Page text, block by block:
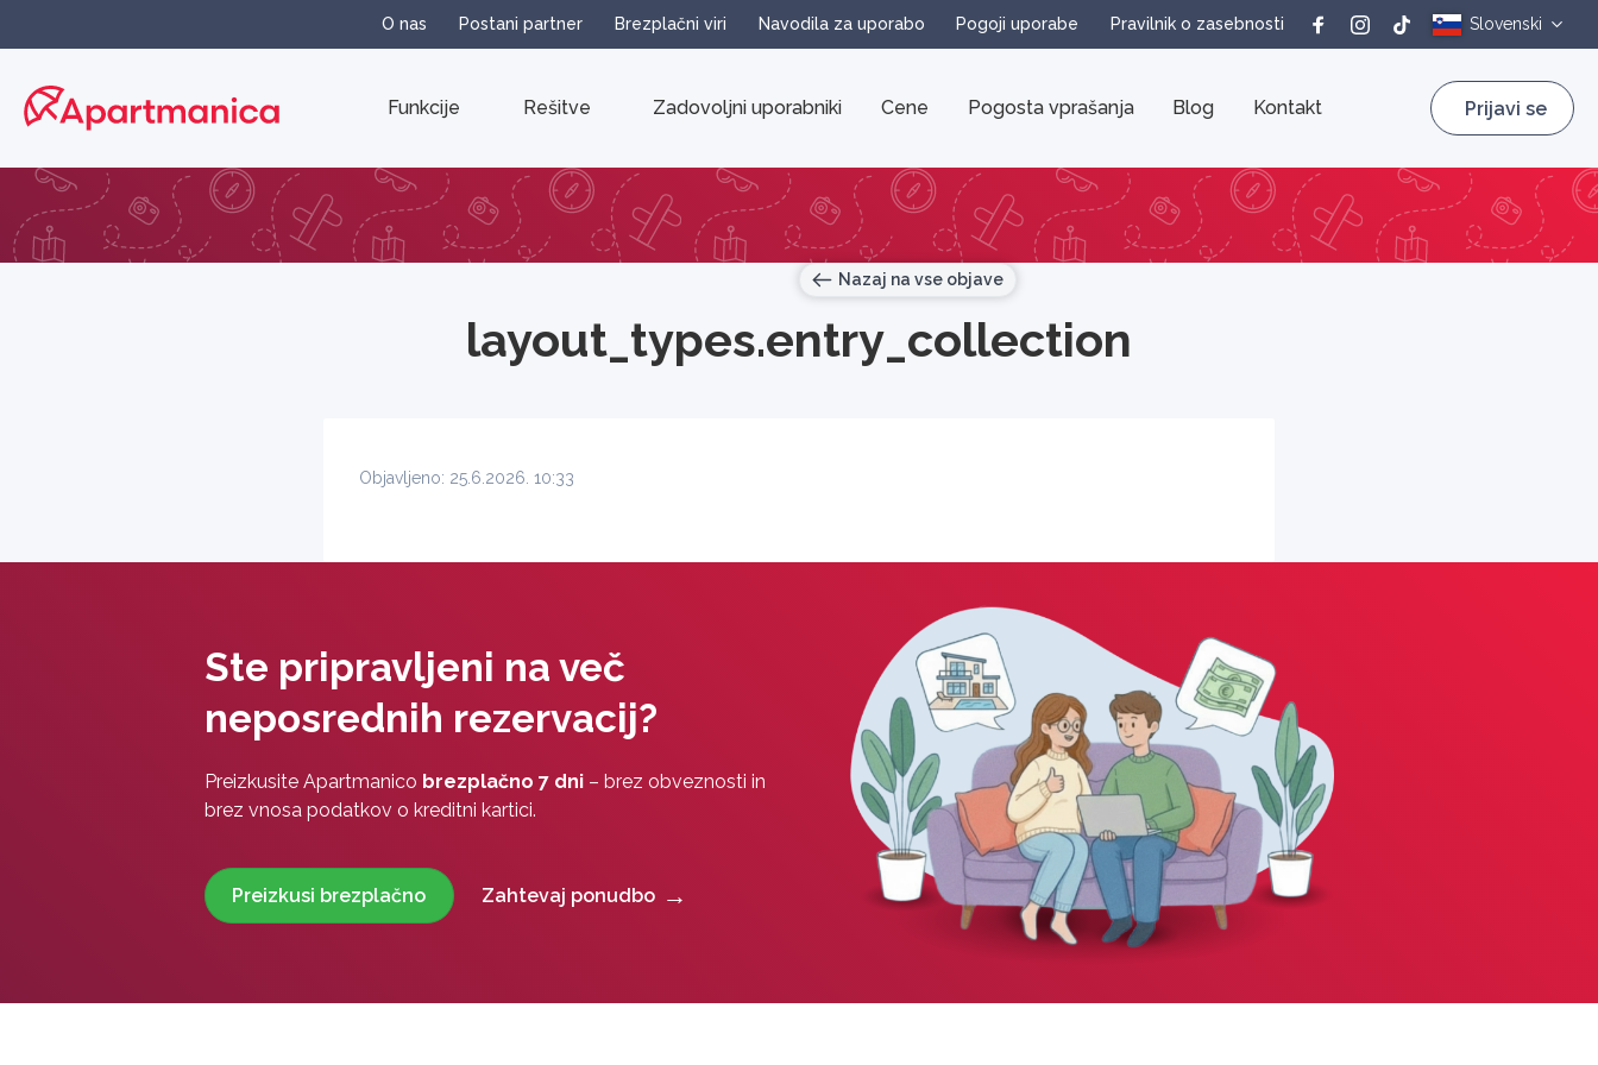
O nas Postani partner Brezplačni viri Navodila za uporabo Pogoji uporabe Pravilnik o zasebnosti Slovenski
Funkcije Rešitve Zadovoljni uporabniki Cene Pogosta vprašanja Blog Kontakt Prijavi se
Nazaj na vse objave
layout_types.entry_collection
Objavljeno: 25.6.2026. 10:33
Ste pripravljeni na več
neposrednih rezervacij?
Preizkusite Apartmanico brezplačno 7 dni – brez obveznosti in
brez vnosa podatkov o kreditni kartici.
Preizkusi brezplačno Zahtevaj ponudbo